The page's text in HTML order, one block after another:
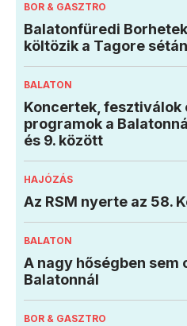
BOR & GASZTRO
Balatonfüredi
költözik a Tagore
BALATON
Koncertek, fesztiválok
programok a
és 9. között
HAJÓZÁS
Az RSM nyerte az 58.
BALATON
A nagy hőségben sem
Balatonnál
BOR & GASZTRO